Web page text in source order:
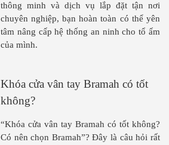
thông minh và dịch vụ lắp đặt tận nơi
chuyên nghiệp, bạn hoàn toàn có thể yên
tâm nâng cấp hệ thống an ninh cho tổ ấm
của mình.
Khóa cửa vân tay Bramah có tốt
không?
“Khóa cửa vân tay Bramah có tốt không?
Có nên chọn Bramah”? Đây là câu hỏi rất